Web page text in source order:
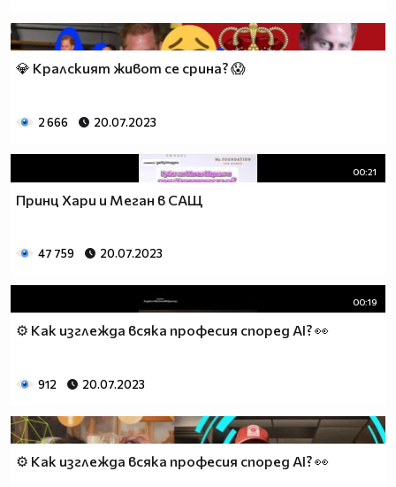
💎 Кралският живот се срина? 😱
2 666 20.07.2023
00:21
Принц Хари и Меган в САЩ
47 759 20.07.2023
00:19
⚙ Как изглежда всяка професия според AI? 👀
912 20.07.2023
⚙ Как изглежда всяка професия според AI? 👀